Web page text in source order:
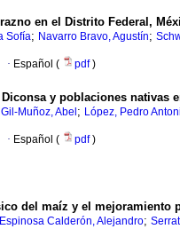
en el Distrito Federal,
Sofía; Navarro Bravo, Agustín;
· Español ( pdf)
y poblaciones nativas
Gil-Muñoz, Abel ; López, Pedro
· Español ( pdf)
del maíz y el mejoramiento
Espinosa Calderón, Alejandro;